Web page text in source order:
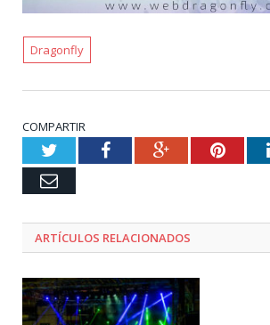
Dragonfly
COMPARTIR
TwitterFacebookGoogle+
Email
ARTÍCULOS RELACIONADOS